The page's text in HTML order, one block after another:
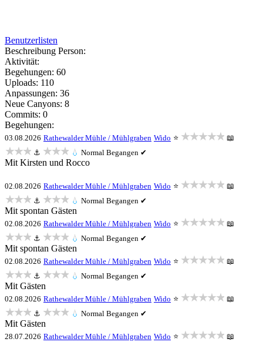
Benutzerlisten
Beschreibung Person:
Aktivität:
Begehungen: 60
Uploads: 110
Anpassungen: 36
Neue Canyons: 8
Commits: 0
Begehungen:
03.08.2026 Rathewalder Mühle / Mühlgraben Wido ⭐ ★★★★★ 📖
★★★ ⚓ ★★★ 💧 Normal Begangen ✔
Mit Kirsten und Rocco
02.08.2026 Rathewalder Mühle / Mühlgraben Wido ⭐ ★★★★★ 📖
★★★ ⚓ ★★★ 💧 Normal Begangen ✔
Mit spontan Gästen
02.08.2026 Rathewalder Mühle / Mühlgraben Wido ⭐ ★★★★★ 📖
★★★ ⚓ ★★★ 💧 Normal Begangen ✔
Mit spontan Gästen
02.08.2026 Rathewalder Mühle / Mühlgraben Wido ⭐ ★★★★★ 📖
★★★ ⚓ ★★★ 💧 Normal Begangen ✔
Mit Gästen
02.08.2026 Rathewalder Mühle / Mühlgraben Wido ⭐ ★★★★★ 📖
★★★ ⚓ ★★★ 💧 Normal Begangen ✔
Mit Gästen
28.07.2026 Rathewalder Mühle / Mühlgraben Wido ⭐ ★★★★★ 📖